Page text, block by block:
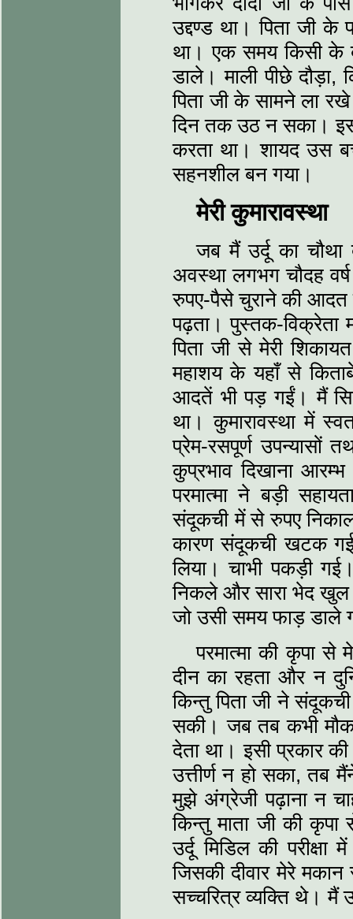
उद्दण्ड था। पिता जी के
था। एक समय किसी के
डाले। माली पीछे
पिता जी के सामने ला
दिन तक उठ न सका।
करता था। शायद उस
सहनशील बन गया।
मेरी कुमारावस्था
जब मैं उर्दू का
अवस्था लगभग चौदह
रुपए-पैसे चुराने की आदत
पढ़ता। पुस्तक-विक्रेता
पिता जी से मेरी
महाशय के यहाँ से
आदतें भी पड़ गईं। मैं
था। कुमारावस्था में
प्रेम-रसपूर्ण उपन्यासों
कुप्रभाव दिखाना
परमात्मा ने बड़ी
संदूकची में से रुपए
कारण संदूकची खटक
लिया। चाभी पकड़ी
निकले और सारा भेद खुल
जो उसी समय फाड़ डाले
परमात्मा की कृपा से
दीन का रहता और न
किन्तु पिता जी ने
सकी। जब तब कभी
देता था। इसी प्रकार की
उत्तीर्ण न हो सका, तब
मुझे अंग्रेजी पढ़ाना न
किन्तु माता जी की
उर्दू मिडिल की
जिसकी दीवार मेरे
सच्चरित्र व्यक्‍ति थे।